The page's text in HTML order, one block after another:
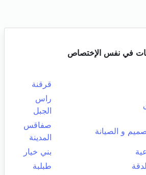
في نفس الإختصاص
قرقنة
راس
الجبل
و الصيانة
صفاقس
المدينة
بني خيار
طبلبة